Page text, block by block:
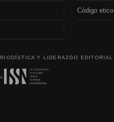
›
›
Código etico
Y LIDERAZGO EDITORIAL